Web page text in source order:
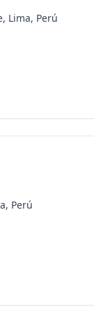
Lima, Perú
Perú